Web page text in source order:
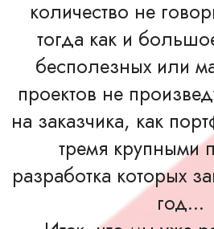
количество не
тогда как и
бесполезных или
проектов не
на заказчика, как
тремя крупными
разработка которых
год...